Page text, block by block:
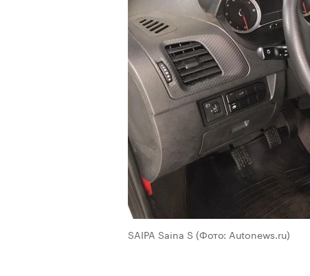
00:00 / 00:00
SAIPA Saina S (Фото: Autonews.ru)